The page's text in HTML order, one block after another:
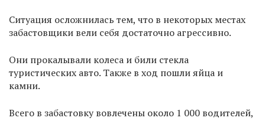
Ситуация осложнилась тем, что в некоторых местах
забастовщики вели себя достаточно агрессивно.
Они прокалывали колеса и били стекла
туристических авто. Также в ход пошли яйца и
камни.
Всего в забастовку вовлечены около 1 000 водителей,